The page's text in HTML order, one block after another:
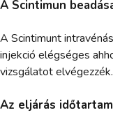
A Scintimun
A Scintimunt
injekció elégséges
vizsgálatot elvégezzék.
Az eljárás